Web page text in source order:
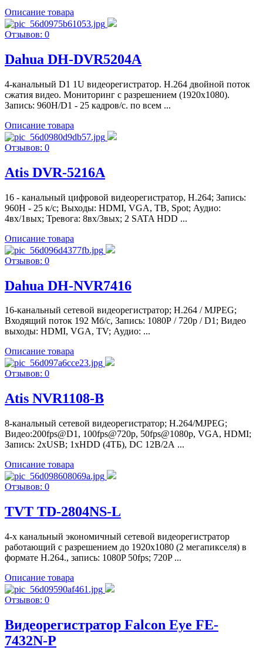
Описание товара
Отзывов: 0
Dahua DH-DVR5204A
4-канальный D1 1U видеорегистратор. H.264 двойной поток
сжатия видео. Мониторинг с разрешением (1920х1080).
Запись: 960H/D1 - 25 кадров/с. по всем ...
Описание товара
Отзывов: 0
Atis DVR-5216A
16 - канальный цифровой видеорегистратор, Н.264; Запись:
960H - 25 к/с; Выходы: HDMI, VGA, ТВ, Spot; Аудио:
4вх/1вых; Тревога: 8вх/3вых; 2 SATA HDD ...
Описание товара
Отзывов: 0
Dahua DH-NVR7416
16-канальный сетевой видеорегистратор; H.264 / MJPEG;
Входящий поток 192 Мб/с, Запись: 1080Р / 720p / D1; Видео
выходы: HDMI, VGA, TV; Аудио: ...
Описание товара
Отзывов: 0
Atis NVR1108-B
8-канальный сетевой видеорегистратор; H.264/MJPEG;
Видео:200fps@D1, 100fps@720p, 50fps@1080p, VGA, HDMI;
Запись: 2хUSB; 1хHDD (4ТБ), DC 12В/2А ...
Описание товара
Отзывов: 0
TVT TD-2804NS-L
4-x канальный экономичный сетевой видеорегистратор
работающий с разрешением до 1920х1080 (2 мегапикселя) в
формате H.264., запись: 1080P 50fps; 720P ...
Описание товара
Отзывов: 0
Видеорегистратор Falcon Eye FE-
7432N-P